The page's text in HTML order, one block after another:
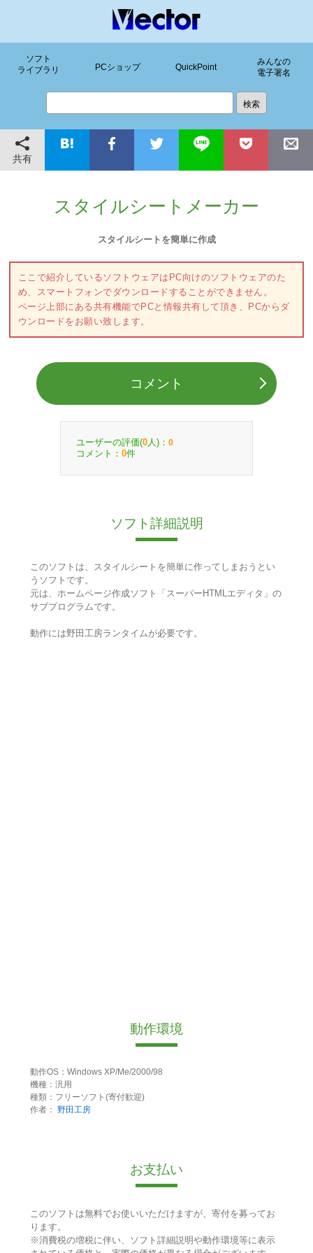
ソフト
ライブラリ
PCショップ QuickPoint
みんなの
電子署名
共有
スタイルシートメーカー
スタイルシートを簡単に作成
ここで紹介しているソフトウェアはPC向けのソフトウェアのた
め、スマートフォンでダウンロードすることができません。
ページ上部にある共有機能でPCと情報共有して頂き、PCからダ
ウンロードをお願い致します。
コメント
ユーザーの評価(0 人)： 0
コメント： 0件
ソフト詳細説明
このソフトは、スタイルシートを簡単に作ってしまおうとい
うソフトです。
元は、ホームページ作成ソフト「スーパーHTMLエディタ」の
サブプログラムです。
動作には野田工房ランタイムが必要です。
動作環境
動作OS：Windows XP/Me/2000/98
機種：汎用
種類：フリーソフト(寄付歓迎)
作者： 野田工房
お支払い
このソフトは無料でお使いいただけますが、寄付を募ってお
ります。
※消費税の増税に伴い、ソフト詳細説明や動作環境等に表示